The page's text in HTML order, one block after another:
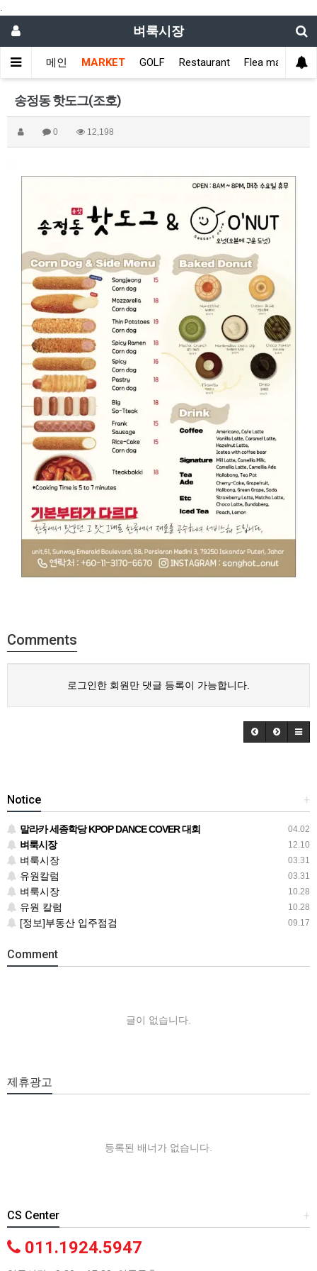
.
벼룩시장
메인 MARKET GOLF Restaurant Flea market
송정동 핫도그(조호)
0 12,198
Comments
로그인한 회원만 댓글 등록이 가능합니다.
+
Notice
04.02
말라카 세종학당 KPOP DANCE COVER 대회
12.10
벼룩시장
03.31
벼룩시장
03.31
유원칼럼
10.28
벼룩시장
10.28
유원 칼럼
09.17
[정보]부동산 입주점검
Comment
글이 없습니다.
제휴광고
등록된 배너가 없습니다.
+
CS Center
011.1924.5947